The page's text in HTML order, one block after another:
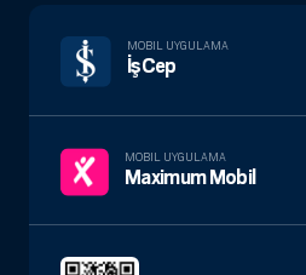
MOBIL UYGULAMA
İşCep
MOBIL UYGULAMA
Maximum Mobil